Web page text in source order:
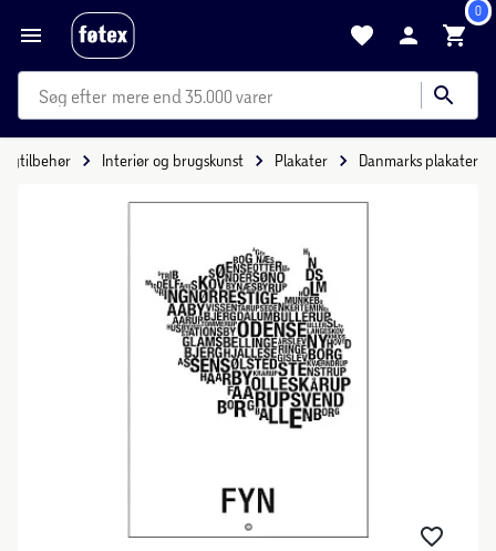
0
mere end 35.000 varer
Interiør og brugskunst Plakater Danmarks plakater